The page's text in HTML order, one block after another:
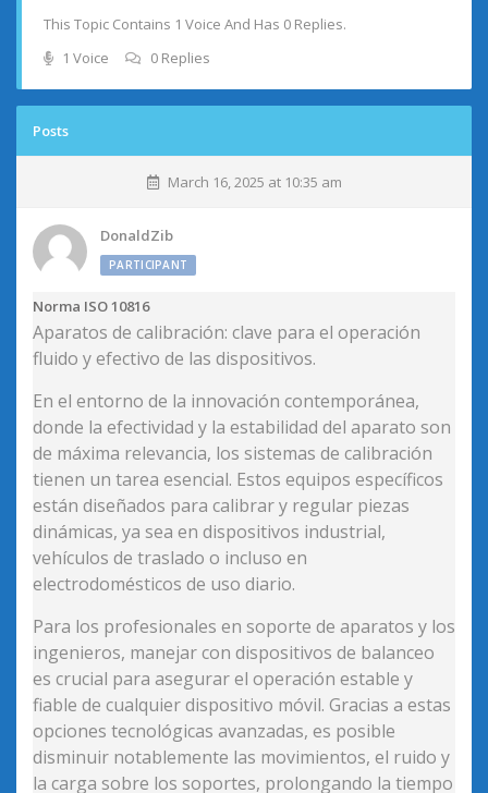
This Topic Contains 1 Voice And Has 0 Replies.
1 Voice
0 Replies
Posts
March 16, 2025 at 10:35 am
DonaldZib
PARTICIPANT
Norma ISO 10816
Aparatos de calibración: clave para el operación
fluido y efectivo de las dispositivos.
En el entorno de la innovación contemporánea,
donde la efectividad y la estabilidad del aparato son
de máxima relevancia, los sistemas de calibración
tienen un tarea esencial. Estos equipos específicos
están diseñados para calibrar y regular piezas
dinámicas, ya sea en dispositivos industrial,
vehículos de traslado o incluso en
electrodomésticos de uso diario.
Para los profesionales en soporte de aparatos y los
ingenieros, manejar con dispositivos de balanceo
es crucial para asegurar el operación estable y
fiable de cualquier dispositivo móvil. Gracias a estas
opciones tecnológicas avanzadas, es posible
disminuir notablemente las movimientos, el ruido y
la carga sobre los soportes, prolongando la tiempo